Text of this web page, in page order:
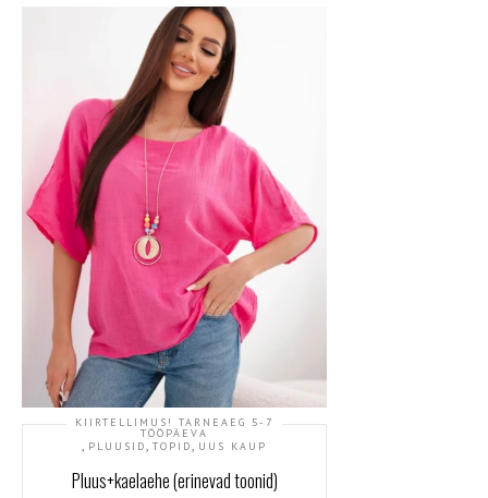
KIIRTELLIMUS! TARNEAEG 5-7
TÖÖPÄEVA
, PLUUSID, TOPID, UUS KAUP
Pluus+kaelaehe (erinevad toonid)